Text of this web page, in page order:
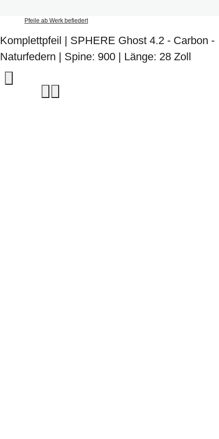
Pfeile ab Werk befiedert
Komplettpfeil | SPHERE Ghost 4.2 - Carbon -
Naturfedern | Spine: 900 | Länge: 28 Zoll